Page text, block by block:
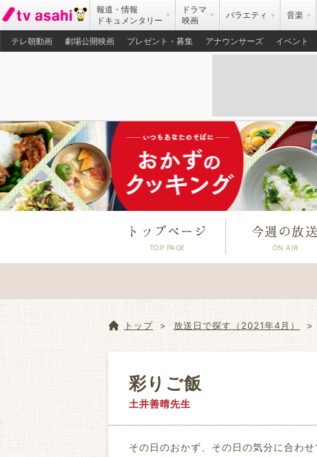
報道・情報
ドキュメンタリー
ドラマ
映画
バラエティ 音楽
テレ朝動画
劇場公開映画 プレゼント・募集 アナウンサーズ イベント
トップページ 今週の放送
トップ 放送日で探す（2021年4月）
彩りご飯
土井善晴先生
その日のおかず、その日の気分に合わせ